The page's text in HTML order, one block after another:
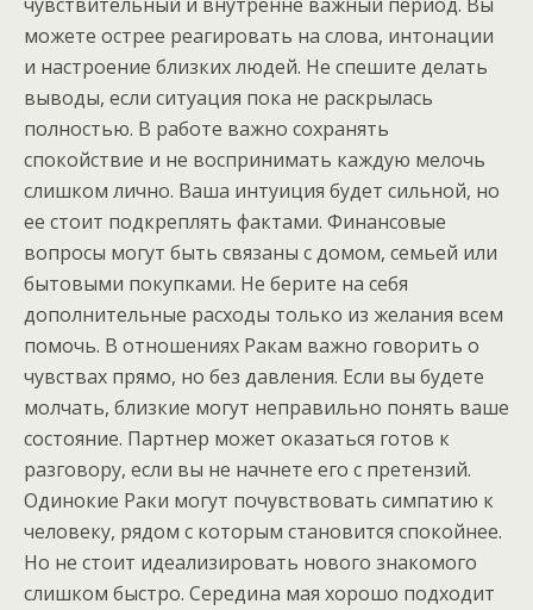
можете острее реагировать на слова, интонации
и настроение близких людей. Не спешите делать
выводы, если ситуация пока не раскрылась
полностью. В работе важно сохранять
спокойствие и не воспринимать каждую мелочь
слишком лично. Ваша интуиция будет сильной, но
ее стоит подкреплять фактами. Финансовые
вопросы могут быть связаны с домом, семьей или
бытовыми покупками. Не берите на себя
дополнительные расходы только из желания всем
помочь. В отношениях Ракам важно говорить о
чувствах прямо, но без давления. Если вы будете
молчать, близкие могут неправильно понять ваше
состояние. Партнер может оказаться готов к
разговору, если вы не начнете его с претензий.
Одинокие Раки могут почувствовать симпатию к
человеку, рядом с которым становится спокойнее.
Но не стоит идеализировать нового знакомого
слишком быстро. Середина мая хорошо подходит